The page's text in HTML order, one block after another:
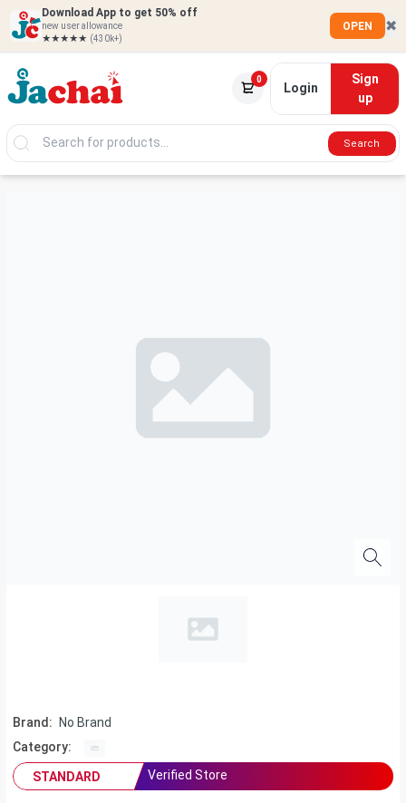
Download App to get 50% off
new user allowance
★★★★★ (430k+)
OPEN ✖
0
Login
Sign
up
Search
Brand:
No Brand
Category:
STANDARD
Verified Store